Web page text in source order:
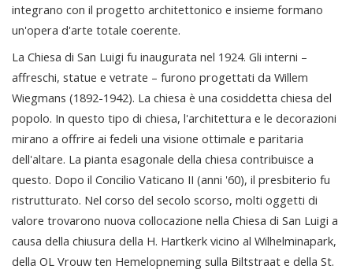
integrano con il progetto architettonico e insieme formano
un'opera d'arte totale coerente.
La Chiesa di San Luigi fu inaugurata nel 1924. Gli interni –
affreschi, statue e vetrate – furono progettati da Willem
Wiegmans (1892-1942). La chiesa è una cosiddetta chiesa del
popolo. In questo tipo di chiesa, l'architettura e le decorazioni
mirano a offrire ai fedeli una visione ottimale e paritaria
dell'altare. La pianta esagonale della chiesa contribuisce a
questo. Dopo il Concilio Vaticano II (anni '60), il presbiterio fu
ristrutturato. Nel corso del secolo scorso, molti oggetti di
valore trovarono nuova collocazione nella Chiesa di San Luigi a
causa della chiusura della H. Hartkerk vicino al Wilhelminapark,
della OL Vrouw ten Hemelopneming sulla Biltstraat e della St.